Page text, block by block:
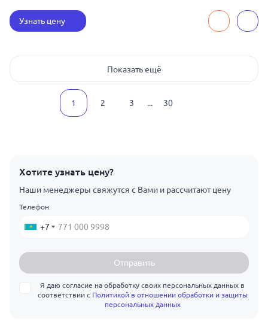
Узнать цену
Показать ещё
1 2 3 ... 30
Хотите узнать цену?
Наши менеджеры свяжутся с Вами и рассчитают цену
Телефон
+7
Отправить
Я даю согласие на обработку своих персональных данных в
соответствии с Политикой в отношении обработки и защиты
персональных данных